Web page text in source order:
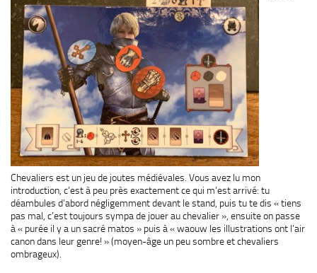
Chevaliers est un jeu de joutes médiévales. Vous avez lu mon
introduction, c’est à peu près exactement ce qui m’est arrivé: tu
déambules d’abord négligemment devant le stand, puis tu te dis « tiens
pas mal, c’est toujours sympa de jouer au chevalier », ensuite on passe
à « purée il y a un sacré matos » puis à « waouw les illustrations ont l’air
canon dans leur genre! » (moyen-âge un peu sombre et chevaliers
ombrageux).